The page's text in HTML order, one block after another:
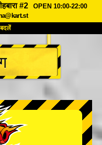
#2
OPEN 10:00-22:00
कीमत
बुकिंग